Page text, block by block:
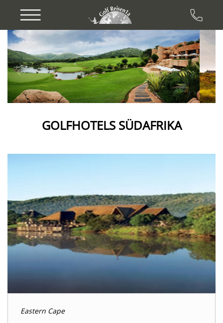
Previous Next
GOLFHOTELS SÜDAFRIKA
Eastern Cape